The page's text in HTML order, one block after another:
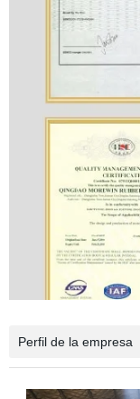
Perfil de la empresa